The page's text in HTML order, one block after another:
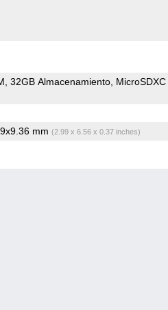
32GB Almacenamiento MicroSDXC
mm (2.99 x 6.56 x 0.37 inches)